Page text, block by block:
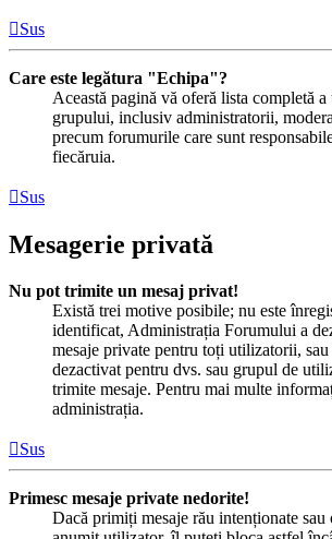
Sus
Care este legătura "Echipa"?
Această pagină vă oferă lista completă
grupului, inclusiv administratorii,
precum forumurile care sunt
fiecăruia.
Sus
Mesagerie privată
Nu pot trimite un mesaj privat!
Există trei motive posibile; nu este
identificat, Administrația Forumului a
mesaje private pentru toți utilizatorii,
dezactivat pentru dvs. sau grupul de
trimite mesaje. Pentru mai multe
administrația.
Sus
Primesc mesaje private nedorite!
Dacă primiți mesaje rău intenționate sau